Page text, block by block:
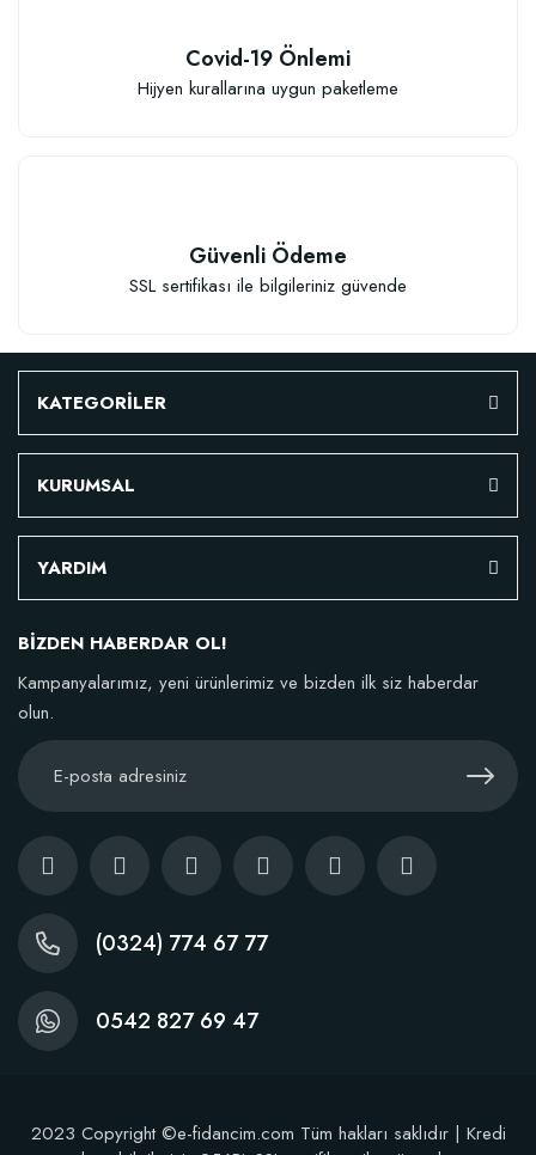
Covid-19 Önlemi
Hijyen kurallarına uygun paketleme
Güvenli Ödeme
SSL sertifikası ile bilgileriniz güvende
KATEGORİLER
KURUMSAL
YARDIM
BİZDEN HABERDAR OL!
Kampanyalarımız, yeni ürünlerimiz ve bizden ilk siz haberdar
olun.
(0324) 774 67 77
0542 827 69 47
2023 Copyright ©e-fidancim.com Tüm hakları saklıdır | Kredi